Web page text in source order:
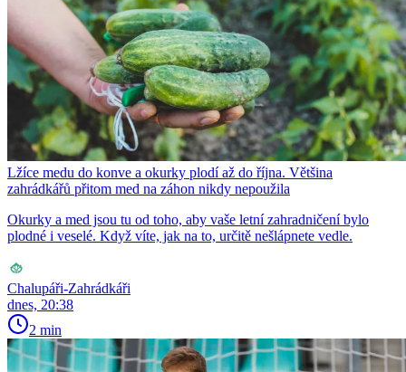
Lžíce medu do konve a okurky plodí až do října. Většina
zahrádkářů přitom med na záhon nikdy nepoužila
Okurky a med jsou tu od toho, aby vaše letní zahradničení bylo
plodné i veselé. Když víte, jak na to, určitě nešlápnete vedle.
Chalupáři-Zahrádkáři
dnes, 20:38
2 min